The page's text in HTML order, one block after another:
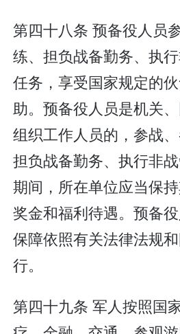
第四十八条 预备役人员
练、担负战备勤务、执
任务，享受国家规定的
助。预备役人员是机关
组织工作人员的，参战、
担负战备勤务、执行非
期间，所在单位应当保持
奖金和福利待遇。预备
保障依照有关法律法规
行。
第四十九条 军人按照国